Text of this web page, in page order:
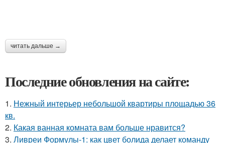
читать дальше →
Последние обновления на сайте:
1. Нежный интерьер небольшой квартиры площадью 36
кв.
2. Какая ванная комната вам больше нравится?
3. Ливреи Формулы-1: как цвет болида делает команду